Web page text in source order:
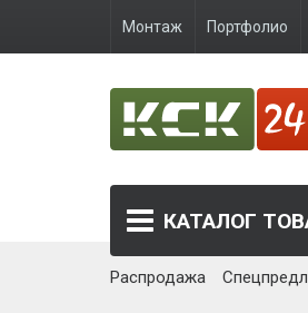
Монтаж Портфолио
КАТАЛОГ
Распродажа